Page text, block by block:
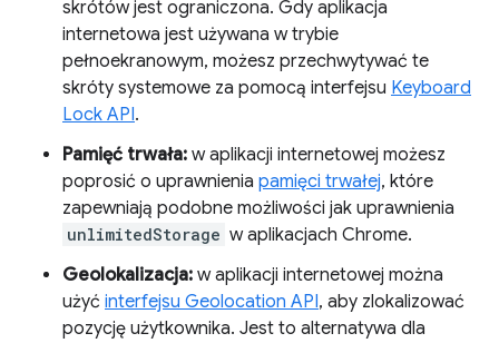
skrótów jest ograniczona. Gdy aplikacja
internetowa jest używana w trybie
pełnoekranowym, możesz przechwytywać te
skróty systemowe za pomocą interfejsu Keyboard
Lock API.
Pamięć trwała: w aplikacji internetowej możesz
poprosić o uprawnienia pamięci trwałej, które
zapewniają podobne możliwości jak uprawnienia
unlimitedStorage w aplikacjach Chrome.
Geolokalizacja: w aplikacji internetowej można
użyć interfejsu Geolocation API, aby zlokalizować
pozycję użytkownika. Jest to alternatywa dla